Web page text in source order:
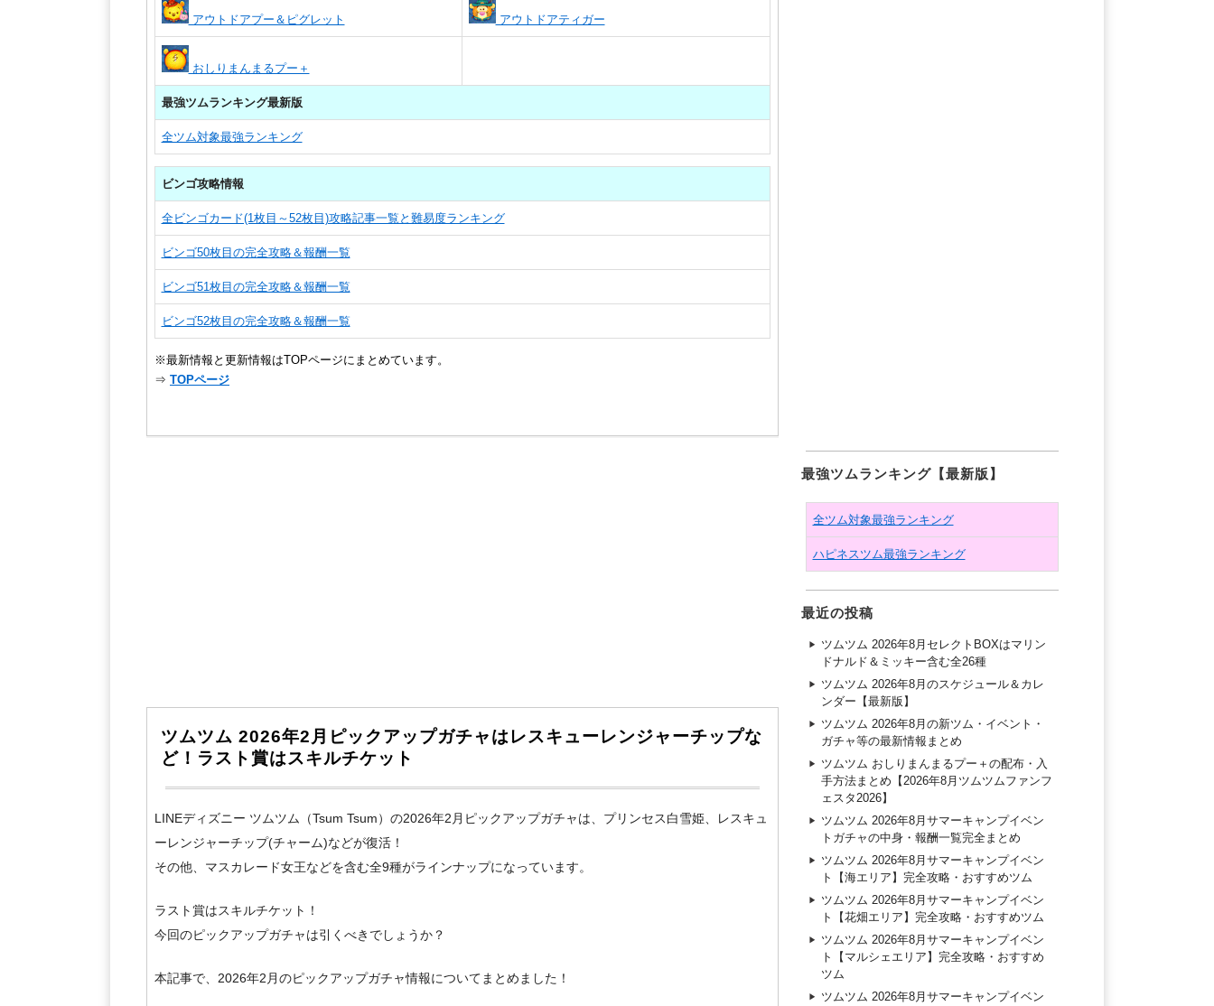
アウトドアプー＆ピグレット アウトドアティガー
おしりまんまるプー＋
最強ツムランキング最新版
全ツム対象最強ランキング
ビンゴ攻略情報
全ビンゴカード(1枚目～52枚目)攻略記事一覧と難易度ランキング
ビンゴ50枚目の完全攻略＆報酬一覧
ビンゴ51枚目の完全攻略＆報酬一覧
ビンゴ52枚目の完全攻略＆報酬一覧
※最新情報と更新情報はTOPページにまとめています。
⇒ TOPページ
ツムツム 2026年2月ピックアップガチャはレスキューレンジャーチップな
ど！ラスト賞はスキルチケット
LINEディズニー ツムツム（Tsum Tsum）の2026年2月ピックアップガチャは、プリンセス白雪姫、レスキュ
ーレンジャーチップ(チャーム)などが復活！
その他、マスカレード女王などを含む全9種がラインナップになっています。
ラスト賞はスキルチケット！
今回のピックアップガチャは引くべきでしょうか？
本記事で、2026年2月のピックアップガチャ情報についてまとめました！
最強ツムランキング【最新版】
全ツム対象最強ランキング
ハピネスツム最強ランキング
最近の投稿
ツムツム 2026年8月セレクトBOXはマリン
ドナルド＆ミッキー含む全26種
ツムツム 2026年8月のスケジュール＆カレ
ンダー【最新版】
ツムツム 2026年8月の新ツム・イベント・
ガチャ等の最新情報まとめ
ツムツム おしりまんまるプー＋の配布・入
手方法まとめ【2026年8月ツムツムファンフ
ェスタ2026】
ツムツム 2026年8月サマーキャンプイベン
トガチャの中身・報酬一覧完全まとめ
ツムツム 2026年8月サマーキャンプイベン
ト【海エリア】完全攻略・おすすめツム
ツムツム 2026年8月サマーキャンプイベン
ト【花畑エリア】完全攻略・おすすめツム
ツムツム 2026年8月サマーキャンプイベン
ト【マルシェエリア】完全攻略・おすすめ
ツム
ツムツム 2026年8月サマーキャンプイベン